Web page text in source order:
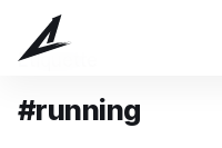
Étiquette
#running